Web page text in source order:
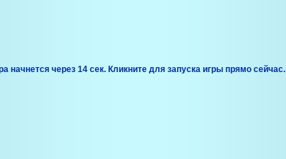
начнется через 14 сек. Кликните для запуска игры прямо сейчас.